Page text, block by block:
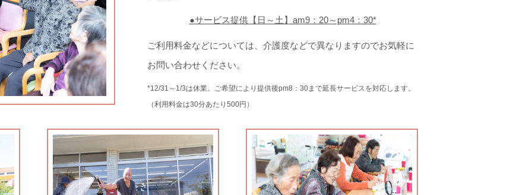
●サービス提供【日～土】am9：20～pm4：30*
ご利用料金などについては、介護度などで異なりますのでお気軽に
お問い合わせください。
*12/31～1/3は休業。ご希望により提供後pm8：30まで延長サービスを対応します。
（利用料金は30分あたり500円）